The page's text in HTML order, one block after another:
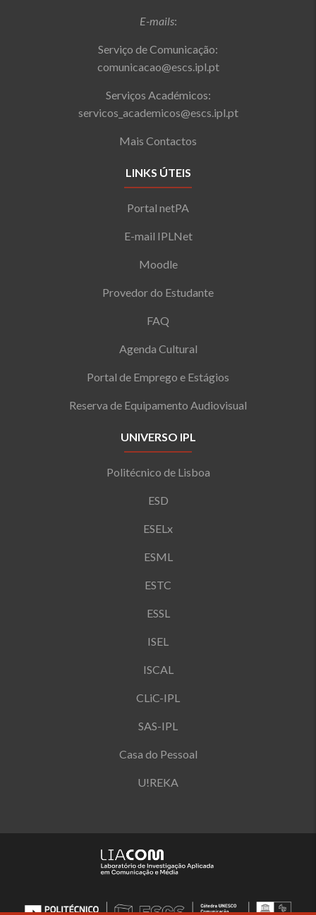
E-mails:
Serviço de Comunicação:
comunicacao@escs.ipl.pt
Serviços Académicos:
servicos_academicos@escs.ipl.pt
Mais Contactos
LINKS ÚTEIS
Portal netPA
E-mail IPLNet
Moodle
Provedor do Estudante
FAQ
Agenda Cultural
Portal de Emprego e Estágios
Reserva de Equipamento Audiovisual
UNIVERSO IPL
Politécnico de Lisboa
ESD
ESELx
ESML
ESTC
ESSL
ISEL
ISCAL
CLiC-IPL
SAS-IPL
Casa do Pessoal
U!REKA